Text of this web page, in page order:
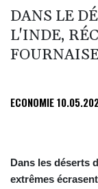
DANS LE
L'INDE,
ECONOMIE
Dans les déserts
extrêmes